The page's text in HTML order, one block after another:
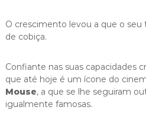
O crescimento levou a que o seu
de cobiça.
Confiante nas suas capacidades
que até hoje é um ícone do
Mouse, a que se lhe seguiram
igualmente famosas.